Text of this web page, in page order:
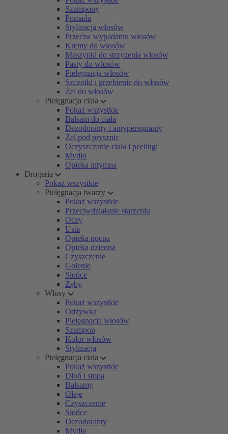
Szampony
Pomada
Stylizacja włosów
Przeciw wypadaniu włosów
Kremy do włosów
Maszynki do strzyżenia włosów
Pasty do włosów
Pielęgnacja włosów
Szczotki i grzebienie do włosów
Żel do włosów
Pielęgnacja ciała
Pokaż wszystkie
Balsam do ciała
Dezodoranty i antyperspiranty
Żel pod prysznic
Oczyszczanie ciała i peelingi
Mydło
Opieka intymna
Drogeria
Pokaż wszystkie
Pielęgnacja twarzy
Pokaż wszystkie
Przeciwdziałanie starzeniu
Oczy
Usta
Opieka nocna
Opieka dzienna
Czyszczenie
Golenie
Słońce
Zęby
Włosy
Pokaż wszystkie
Odżywka
Pielęgnacja włosów
Szampon
Kolor włosów
Stylizacja
Pielęgnacja ciała
Pokaż wszystkie
Dłoń i stopa
Balsamy
Oleje
Czyszczenie
Słońce
Dezodoranty
Mydła